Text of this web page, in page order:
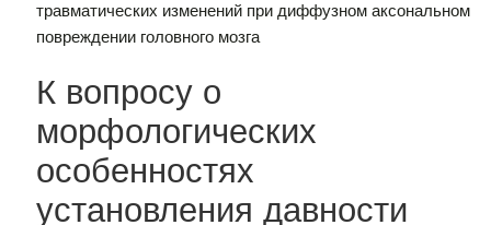
травматических изменений при диффузном аксональном
повреждении головного мозга
К вопросу о
морфологических
особенностях
установления давности